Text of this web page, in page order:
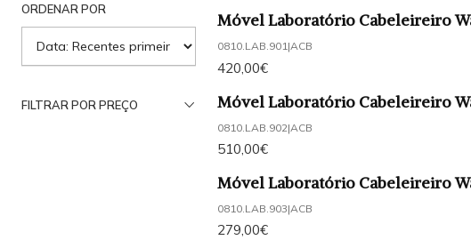
ORDENAR POR
FILTRAR POR PREÇO
Móvel Laboratório Cabeleireiro
0810.LAB.901|ACB
420,00€
Móvel Laboratório Cabeleireiro
0810.LAB.902|ACB
510,00€
Móvel Laboratório Cabeleireiro
0810.LAB.903|ACB
279,00€